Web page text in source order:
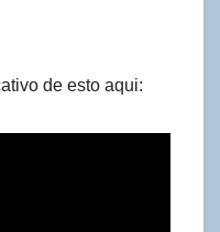
de esto aqui: